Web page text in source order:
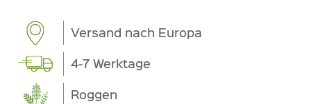
Versand nach Europa
4-7 Werktage
Roggen